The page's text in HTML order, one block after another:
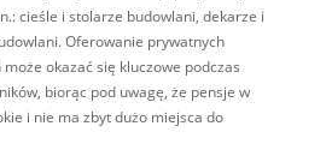
cieśle i stolarze budowlani, dekarze i
Oferowanie prywatnych
okazać się kluczowe podczas
biorąc pod uwagę, że pensje w
i nie ma zbyt dużo miejsca do